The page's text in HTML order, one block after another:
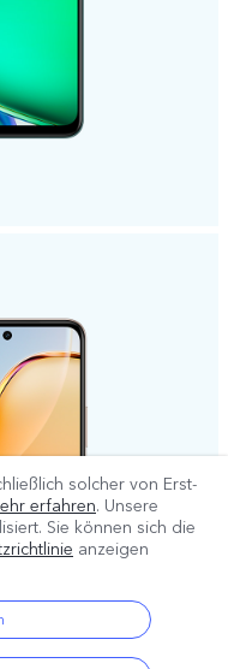
solcher von Erst-
erfahren. Unsere
Sie können sich die
anzeigen